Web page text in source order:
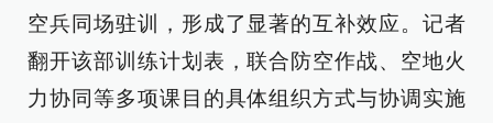
空兵同场驻训，形成了显著的互补效应。记者
翻开该部训练计划表，联合防空作战、空地火
力协同等多项课目的具体组织方式与协调实施